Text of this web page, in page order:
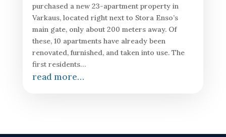
purchased a new 23-apartment property in
Varkaus, located right next to Stora Enso’s
main gate, only about 200 meters away. Of
these, 10 apartments have already been
renovated, furnished, and taken into use. The
first residents…
read more…